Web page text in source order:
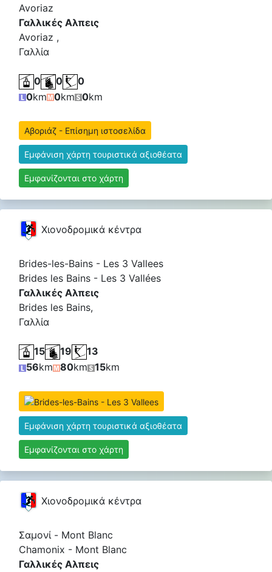
Avoriaz
Γαλλικές Αλπεις
Avoriaz ,
Γαλλία
0 0
0
0km 0km 0km
Αβοριάζ - Επίσημη ιστοσελίδα
Εμφάνιση χάρτη τουριστικά αξιοθέατα
Εμφανίζονται στο χάρτη
Χιονοδρομικά κέντρα
Brides-les-Bains - Les 3 Vallees
Brides les Bains - Les 3 Vallées
Γαλλικές Αλπεις
Brides les Bains,
Γαλλία
15 19
13
56km 80km 15km
Εμφάνιση χάρτη τουριστικά αξιοθέατα
Εμφανίζονται στο χάρτη
Χιονοδρομικά κέντρα
Σαμονί - Mont Blanc
Chamonix - Mont Blanc
Γαλλικές Αλπεις